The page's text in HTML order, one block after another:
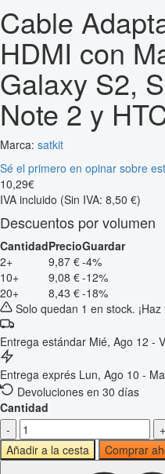
Cable
HDMI con
Galaxy S2,
Note 2 y
Marca: satkit
Sé el primero en opinar sobre
10,29€
IVA incluido (Sin IVA: 8,50 €)
Descuentos por volumen
CantidadPrecioGuardar
2+
9,87 €-4%
10+
9,08 €-12%
20+
8,43 €-18%
Solo quedan 1 en stock.
Entrega estándar Mié, Ago 12 -
Entrega exprés Lun, Ago 10 -
Devoluciones en 30 días
Cantidad
-
+
Añadir a la cesta
Comprar